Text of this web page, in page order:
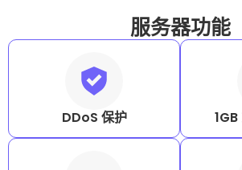
服务器功能
DDoS 保护